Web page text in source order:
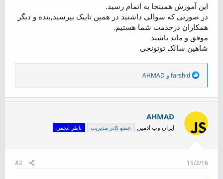
این آموزش همینجا به اتمام رسید.
در صورتی که سوالی داشتید در همین تاپیک بپرسید,بنده و دیگر
همکاران درخدمت شما هستیم.
موفق و ماید باشید
شاهین سالک توتونچی​
R
a
c
i
n
:
farshid و AHMAD
AHMAD
ایران وب ادمین عضو کادر مدیریت ناظر انجمن
15/2/16
#2